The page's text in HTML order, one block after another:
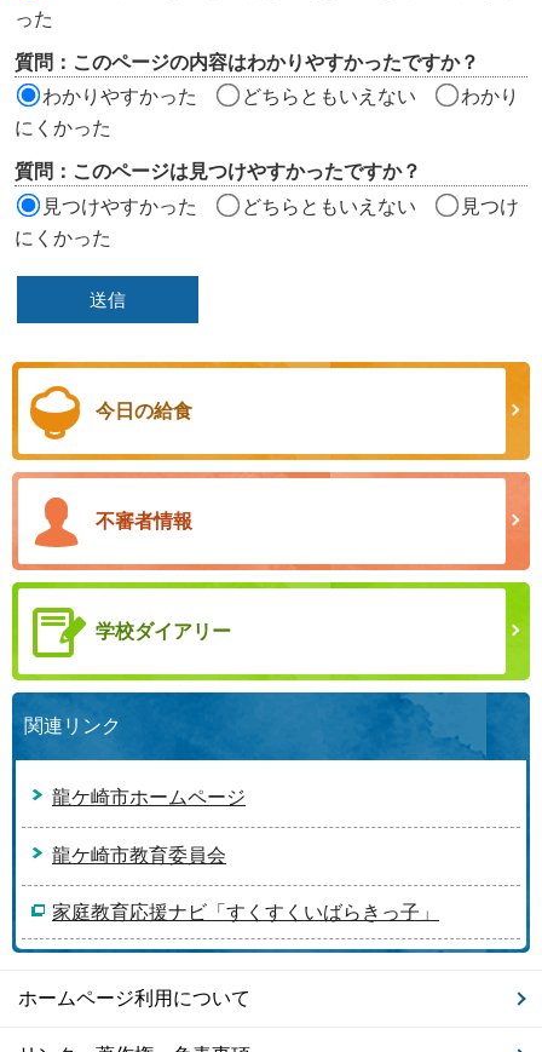
ア
った
質問：このページの内容はわかりやすかったですか？
わかりやすかった
どちらともいえない
わかり
にくかった
質問：このページは見つけやすかったですか？
見つけやすかった
どちらともいえない
見つけ
にくかった
今日の給食
不審者情報
学校ダイアリー
関連リンク
龍ケ崎市ホームページ
龍ケ崎市教育委員会
家庭教育応援ナビ「すくすくいばらきっ子」
ホームページ利用について